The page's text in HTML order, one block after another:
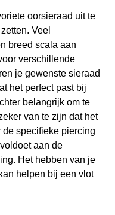
oorsieraad uit te
Veel
breed scala aan
verschillende
je gewenste sieraad
het perfect past bij
belangrijk om te
van te zijn dat het
specifieke piercing
aan de
Het hebben van je
helpen bij een vlot